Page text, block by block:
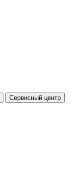
Сервисный центр